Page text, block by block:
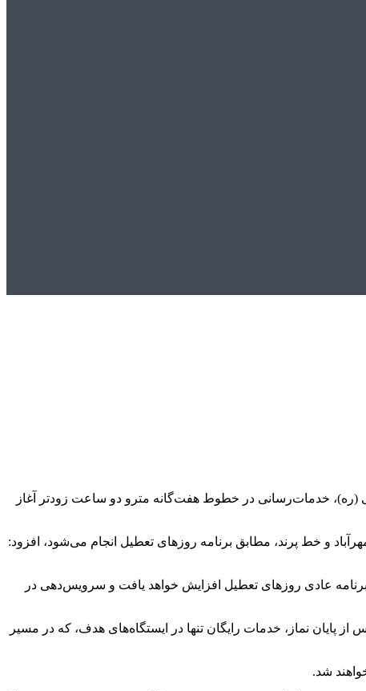
(ره)، خدمات‌رسانی در خطوط هفت‌گانه مترو دو ساعت زودتر آغاز
و در خطوط اقماری، از جمله خط فرودگاه مهرآباد و خط پرند، مطابق برنامه روزهای تعطیل انجام می‌شود، افزود:
عادی روزهای تعطیل افزایش خواهد یافت و سرویس‌دهی در
خبر داد و افزود: پس از پایان نماز، خدمات رایگان تنها در ایستگاه‌های هدف، که در مسیر
شد.